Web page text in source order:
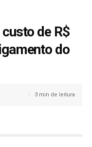
de R$
do
3 min de leitura